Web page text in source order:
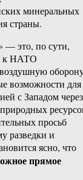
минеральных
страны.
— это, по сути,
к НАТО
возможности для
с Западом через
просьб
разведки и
ясно, что
прямое